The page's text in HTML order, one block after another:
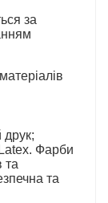
за
Фарби
та
та